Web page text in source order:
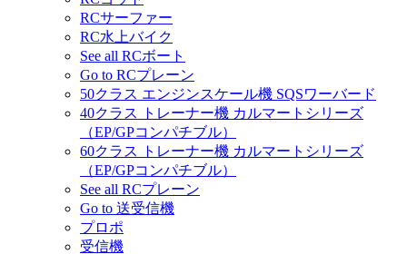
RCサーファー
RC水上バイク
See all RCボート
Go to RCプレーン
50クラス エンジンスケール機 SQSワーバード
40クラス トレーナー機 カルマートシリーズ
（EP/GPコンパチブル）
60クラス トレーナー機 カルマートシリーズ
（EP/GPコンパチブル）
See all RCプレーン
Go to 送受信機
プロポ
受信機